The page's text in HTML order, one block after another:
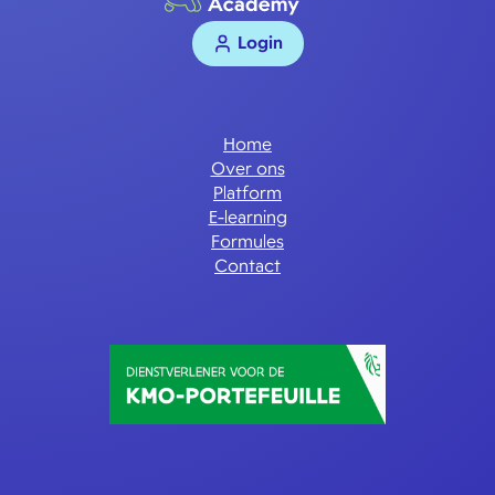
Login
Home
Over ons
Platform
E-learning
Formules
Contact